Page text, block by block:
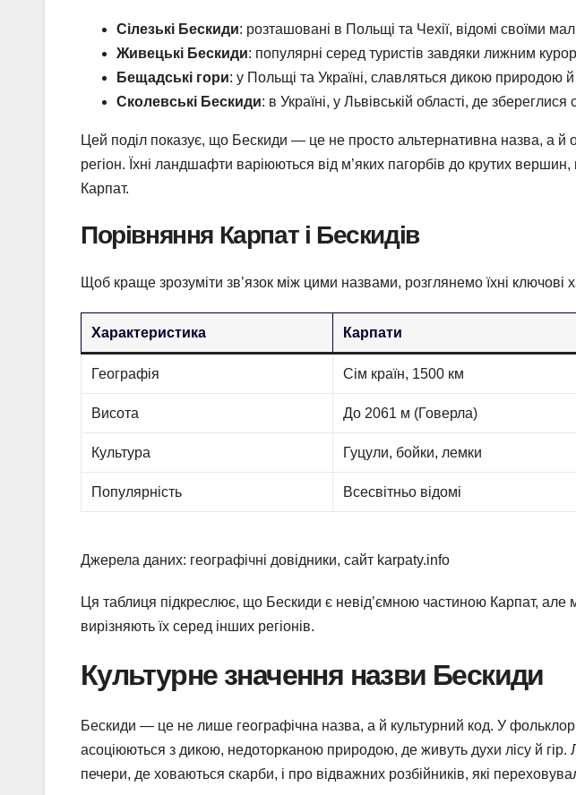
Сілезькі Бескиди: розташовані в Польщі та Чехії, відомі своїми
Живецькі Бескиди: популярні серед туристів завдяки лижним
Бещадські гори: у Польщі та Україні, славляться дикою природою й
Сколевські Бескиди: в Україні, у Львівській області, де збереглися
Цей поділ показує, що Бескиди — це не просто альтернативна назва, а й
регіон. Їхні ландшафти варіюються від м’яких пагорбів до крутих
Карпат.
Порівняння Карпат і Бескидів
Щоб краще зрозуміти зв’язок між цими назвами, розглянемо їхні ключові
Характеристика Карпати
Географія Сім країн, 1500 км
Висота До 2061 м (Говерла)
Культура Гуцули, бойки, лемки
Популярність Всесвітньо відомі
Джерела даних: географічні довідники, сайт karpaty.info
Ця таблиця підкреслює, що Бескиди є невід’ємною частиною Карпат, але
вирізняють їх серед інших регіонів.
Культурне значення назви Бескиди
Бескиди — це не лише географічна назва, а й культурний код. У
асоціюються з дикою, недоторканою природою, де живуть духи лісу й гір.
печери, де ховаються скарби, і про відважних розбійників, які